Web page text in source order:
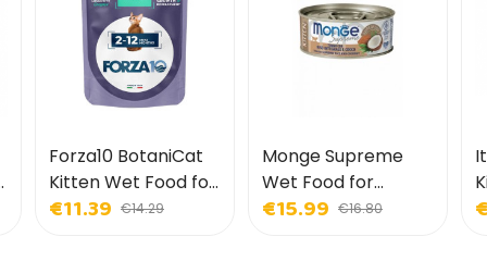
Forza10 BotaniCat
Kitten Wet Food for
Kittens
€11.39 €14.29
Monge Supreme
Wet Food for
Kittens
€15.99 €16.80